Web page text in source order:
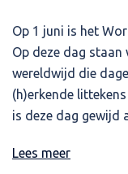
Op 1 juni is het
Op deze dag staan
wereldwijd die
(h)erkende
is deze dag gewijd
Lees meer